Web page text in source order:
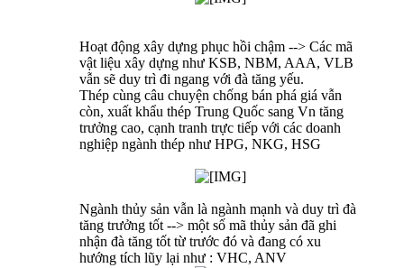
Hoạt động xây dựng phục hồi chậm --> Các mã
vật liệu xây dựng như KSB, NBM, AAA, VLB
vẫn sẽ duy trì đi ngang với đà tăng yếu.
Thép cùng câu chuyện chống bán phá giá vẫn
còn, xuất khẩu thép Trung Quốc sang Vn tăng
trưởng cao, cạnh tranh trực tiếp với các doanh
nghiệp ngành thép như HPG, NKG, HSG
Ngành thủy sản vẫn là ngành mạnh và duy trì đà
tăng trưởng tốt --> một số mã thủy sản đã ghi
nhận đà tăng tốt từ trước đó và đang có xu
hướng tích lũy lại như : VHC, ANV